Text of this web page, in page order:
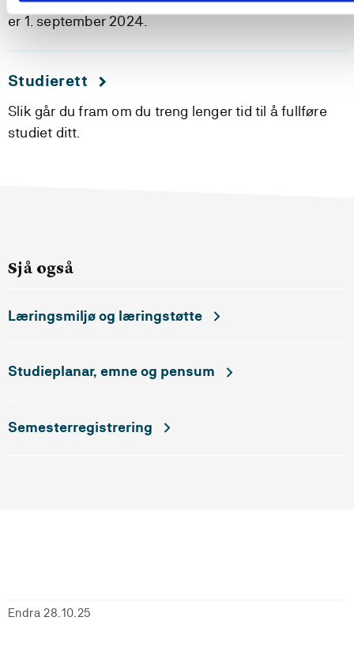
er 1. september 2024.
Studierett
Slik går du fram om du treng lenger tid til å fullføre
studiet ditt.
Sjå også
Læringsmiljø og læringstøtte
Studieplanar, emne og pensum
Semesterregistrering
Endra 28.10.25